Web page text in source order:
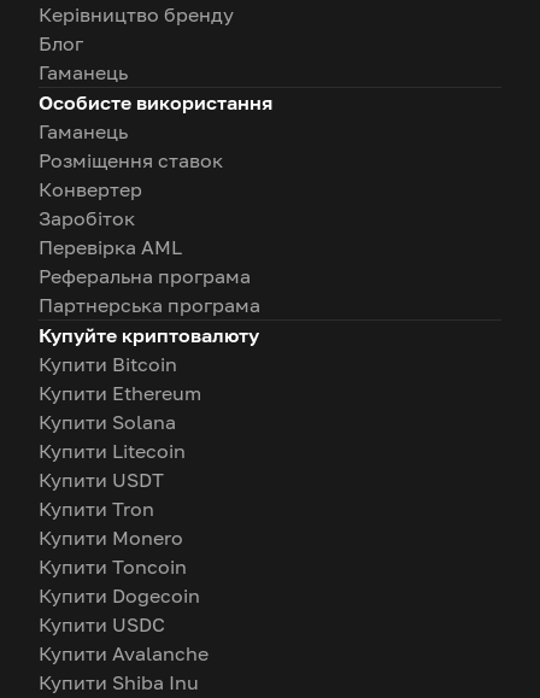
Керівництво бренду
Блог
Гаманець
Особисте використання
Гаманець
Розміщення ставок
Конвертер
Заробіток
Перевірка AML
Реферальна програма
Партнерська програма
Купуйте криптовалюту
Купити Bitcoin
Купити Ethereum
Купити Solana
Купити Litecoin
Купити USDT
Купити Tron
Купити Monero
Купити Toncoin
Купити Dogecoin
Купити USDC
Купити Avalanche
Купити Shiba Inu